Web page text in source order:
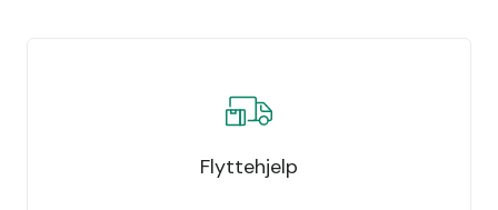
Flyttehjelp